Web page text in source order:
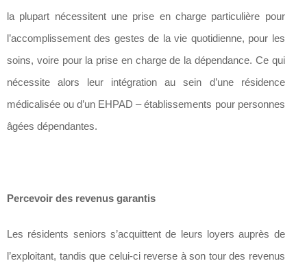
la plupart nécessitent une prise en charge particulière pour
l’accomplissement des gestes de la vie quotidienne, pour les
soins, voire pour la prise en charge de la dépendance. Ce qui
nécessite alors leur intégration au sein d’une résidence
médicalisée ou d’un EHPAD – établissements pour personnes
âgées dépendantes.
Percevoir des revenus garantis
Les résidents seniors s’acquittent de leurs loyers auprès de
l’exploitant, tandis que celui-ci reverse à son tour des revenus